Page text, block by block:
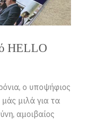
HELLO
ο υποψήφιος
μιλά για τα
αμοιβαίος